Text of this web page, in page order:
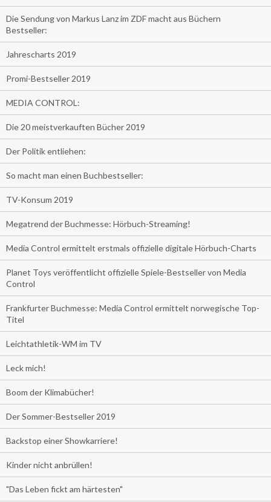
Die Sendung von Markus Lanz im ZDF macht aus Büchern
Bestseller:
Jahrescharts 2019
Promi-Bestseller 2019
MEDIA CONTROL:
Die 20 meistverkauften Bücher 2019
Der Politik entliehen:
So macht man einen Buchbestseller:
TV-Konsum 2019
Megatrend der Buchmesse: Hörbuch-Streaming!
Media Control ermittelt erstmals offizielle digitale Hörbuch-Charts
Planet Toys veröffentlicht offizielle Spiele-Bestseller von Media
Control
Frankfurter Buchmesse: Media Control ermittelt norwegische Top-
Titel
Leichtathletik-WM im TV
Leck mich!
Boom der Klimabücher!
Der Sommer-Bestseller 2019
Backstop einer Showkarriere!
Kinder nicht anbrüllen!
"Das Leben fickt am härtesten"